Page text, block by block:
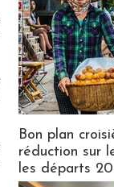
Bon plan
réduction sur
les départs